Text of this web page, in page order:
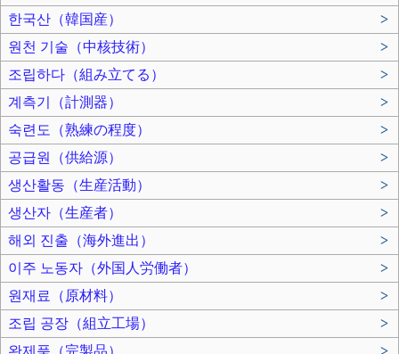
한국산（韓国産）
>
원천 기술（中核技術）
>
조립하다（組み立てる）
>
계측기（計測器）
>
숙련도（熟練の程度）
>
공급원（供給源）
>
생산활동（生産活動）
>
생산자（生産者）
>
해외 진출（海外進出）
>
이주 노동자（外国人労働者）
>
원재료（原材料）
>
조립 공장（組立工場）
>
완제품（完製品）
>